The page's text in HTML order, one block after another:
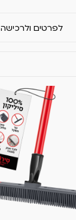
לפרטים ולרכישה